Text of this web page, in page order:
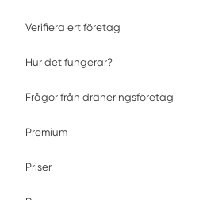
Verifiera ert företag
Hur det fungerar?
Frågor från dräneringsföretag
Premium
Priser